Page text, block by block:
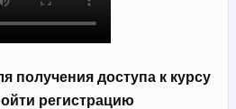
получения доступа к курсу
регистрацию